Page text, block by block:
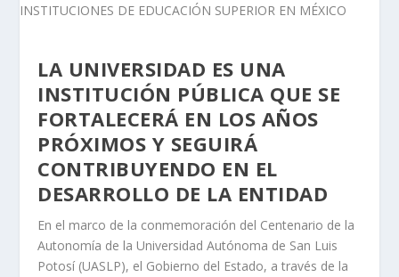
LA UNIVERSIDAD ES UNA
INSTITUCIÓN PÚBLICA QUE SE
FORTALECERÁ EN LOS AÑOS
PRÓXIMOS Y SEGUIRÁ
CONTRIBUYENDO EN EL
DESARROLLO DE LA ENTIDAD
En el marco de la conmemoración del Centenario de la
Autonomía de la Universidad Autónoma de San Luis
Potosí (UASLP), el Gobierno del Estado, a través de la